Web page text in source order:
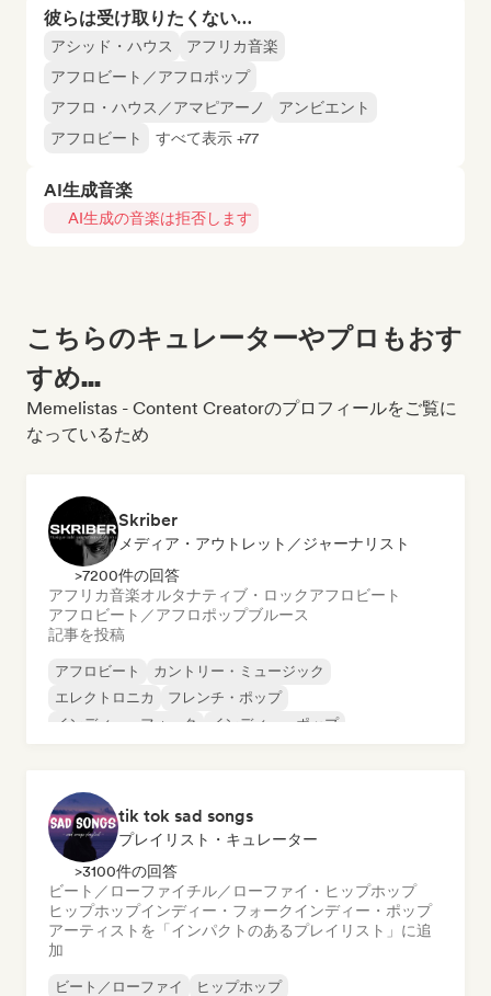
彼らは受け取りたくない…
アシッド・ハウス
アフリカ音楽
アフロビート／アフロポップ
アフロ・ハウス／アマピアーノ
アンビエント
アフロビート
すべて表示 +77
AI生成音楽
AI生成の音楽は拒否します
こちらのキュレーターやプロもおす
すめ...
Memelistas - Content Creatorのプロフィールをご覧に
なっているため
Skriber
メディア・アウトレット／ジャーナリスト
>7200件の回答
アフリカ音楽オルタナティブ・ロックアフロビート
アフロビート／アフロポップブルース
記事を投稿
アフロビート
カントリー・ミュージック
エレクトロニカ
フレンチ・ポップ
インディー・フォーク
インディー・ポップ
tik tok sad songs
プレイリスト・キュレーター
>3100件の回答
ビート／ローファイチル／ローファイ・ヒップホップ
ヒップホップインディー・フォークインディー・ポップ
アーティストを「インパクトのあるプレイリスト」に追
加
ビート／ローファイ
ヒップホップ